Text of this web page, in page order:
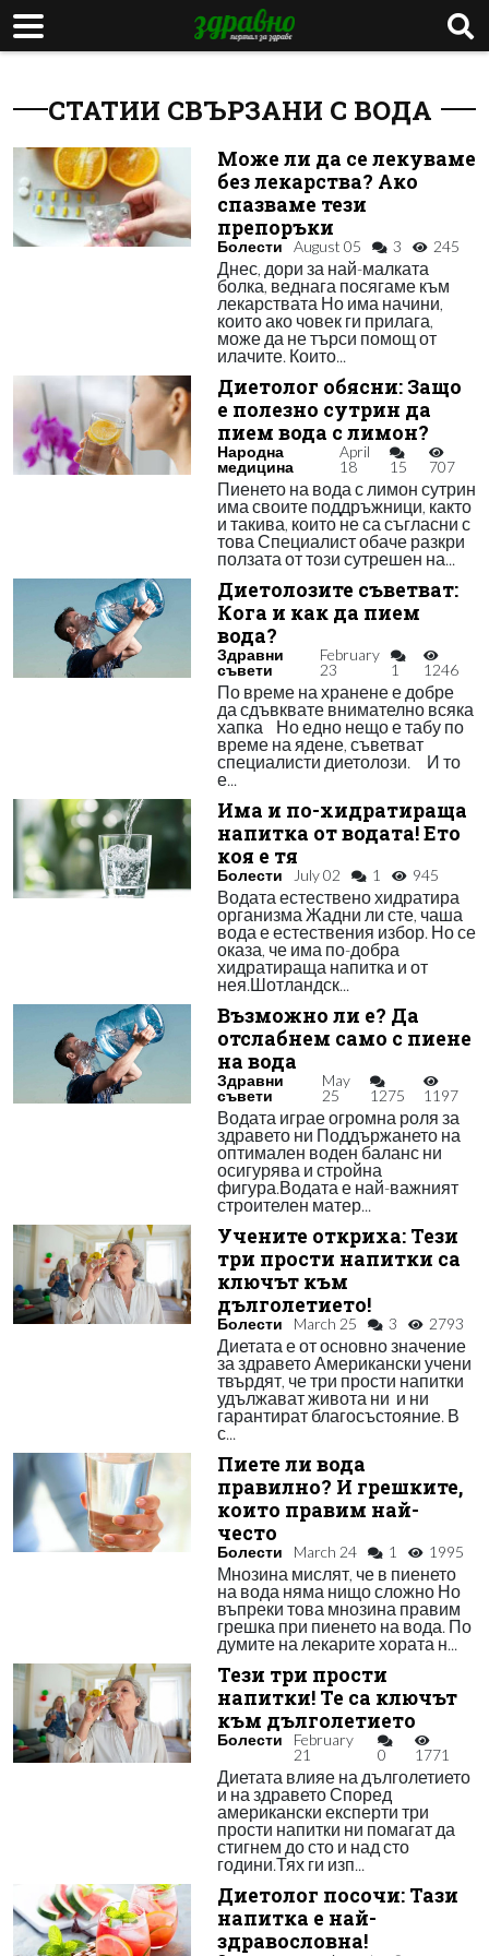
СТАТИИ СВЪРЗАНИ С ВОДА
Може ли да се лекуваме
без лекарства? Ако
спазваме тези
препоръки
Болести August 05 3 245
Днес, дори за най-малката
болка, веднага посягаме към
лекарствата Но има начини,
които ако човек ги прилага,
може да не търси помощ от
илачите. Които...
Диетолог обясни: Защо
е полезно сутрин да
пием вода с лимон?
Народна
медицина
April
18
15 707
Пиенето на вода с лимон сутрин
има своите поддръжници, както
и такива, които не са съгласни с
това Специалист обаче разкри
ползата от този сутрешен на...
Диетолозите съветват:
Кога и как да пием
вода?
Здравни
съвети
February
23
1 1246
По време на хранене е добре
да сдъвквате внимателно всяка
хапка Но едно нещо е табу по
време на ядене, съветват
специалисти диетолози. И то
е...
Има и по-хидратираща
напитка от водата! Ето
коя е тя
Болести July 02 1 945
Водата естествено хидратира
организма Жадни ли сте, чаша
вода е естествения избор. Но се
оказа, че има по-добра
хидратираща напитка и от
нея.Шотландск...
Възможно ли е? Да
отслабнем само с пиене
на вода
Здравни
съвети
May
25
1275 1197
Водата играе огромна роля за
здравето ни Поддържането на
оптимален воден баланс ни
осигурява и стройна
фигура.Водата е най-важният
строителен матер...
Учените откриха: Тези
три прости напитки са
ключът към
дълголетието!
Болести March 25 3 2793
Диетата е от основно значение
за здравето Американски учени
твърдят, че три прости напитки
удължават живота ни и ни
гарантират благосъстояние. В
с...
Пиете ли вода
правилно? И грешките,
които правим най-
често
Болести March 24 1 1995
Мнозина мислят, че в пиенето
на вода няма нищо сложно Но
въпреки това мнозина правим
грешка при пиенето на вода. По
думите на лекарите хората н...
Тези три прости
напитки! Те са ключът
към дълголетието
Болести
February
21
0 1771
Диетата влияе на дълголетието
и на здравето Според
американски експерти три
прости напитки ни помагат да
стигнем до сто и над сто
години.Тях ги изп...
Диетолог посочи: Тази
напитка е най-
здравословна!